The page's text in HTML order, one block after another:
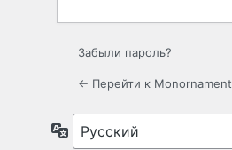
Забыли пароль?
← Перейти к Monornament
Язык